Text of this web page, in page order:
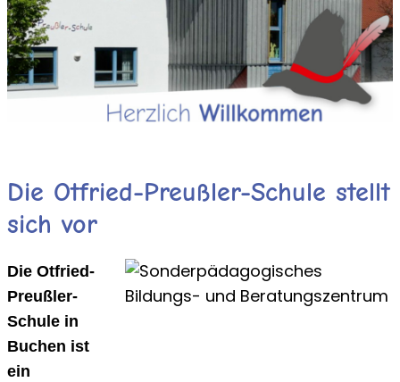
Die Otfried-Preußler-Schule stellt
sich vor
Die Otfried-
Preußler-
Schule in
Buchen ist
ein